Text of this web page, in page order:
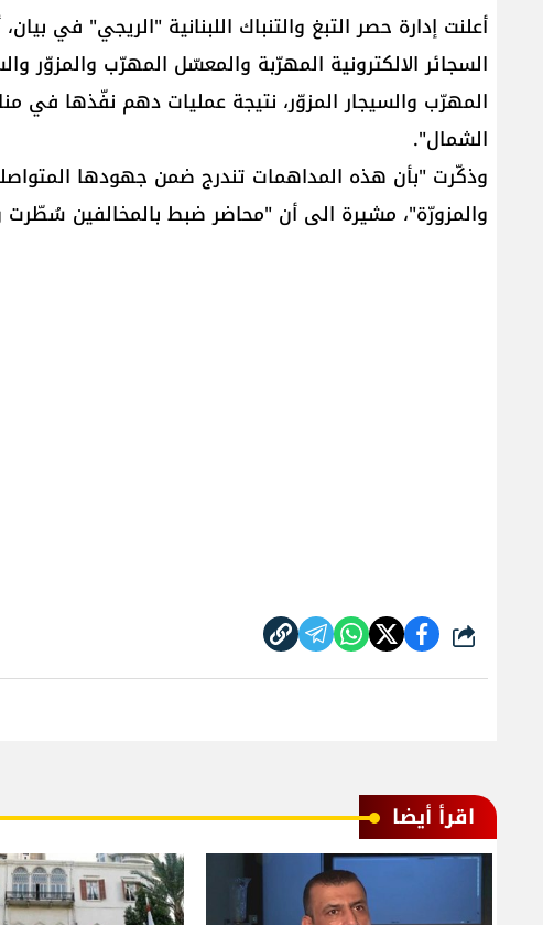
أعلنت ​إدارة حصر التبغ والتنباك اللبنانية​ "الريجي" في
السجائر الالكترونية المهرّبة والمعسّل المهرّب والمزوّر
المهرّب والسيجار المزوّر، نتيجة عمليات دهم نفّذها في
الشمال".
وذكّرت "بأن هذه المداهمات تندرج ضمن جهودها
والمزورّة"، مشيرة الى أن "محاضر ضبط بالمخالفين
شارك
اقرأ أيضا